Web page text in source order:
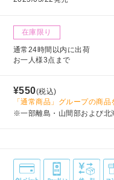
在庫限り
通常24時間以内に出荷
お一人様3点まで
¥550(税込)
「通常商品」グループの商
※一部離島・山間部および北